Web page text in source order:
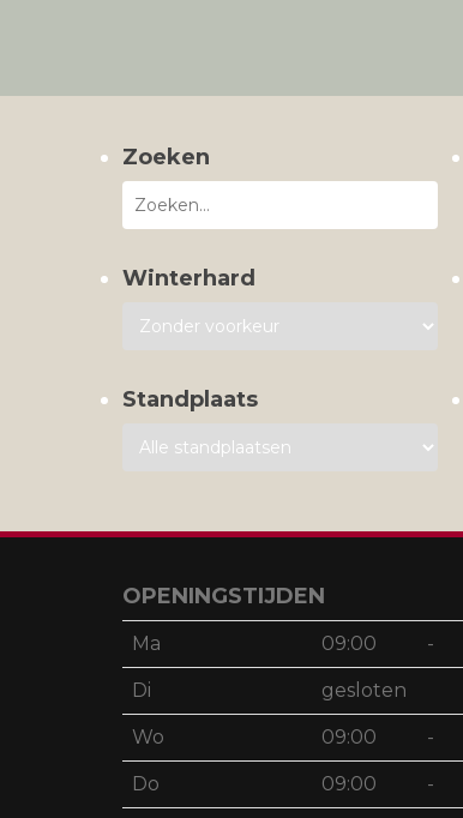
Zoeken
Winterhard
Standplaats
OPENINGSTIJDEN
Ma 09:00 -
Di gesloten
Wo 09:00 -
Do 09:00 -